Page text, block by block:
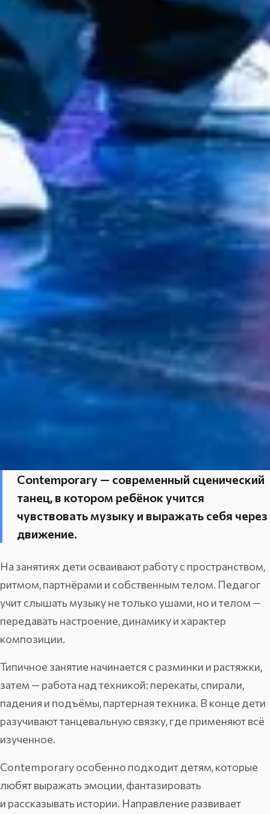
Contemporary — современный сценический
танец, в котором ребёнок учится
чувствовать музыку и выражать себя через
движение.
На занятиях дети осваивают работу с пространством,
ритмом, партнёрами и собственным телом. Педагог
учит слышать музыку не только ушами, но и телом —
передавать настроение, динамику и характер
композиции.
Типичное занятие начинается с разминки и растяжки,
затем — работа над техникой: перекаты, спирали,
падения и подъёмы, партерная техника. В конце дети
разучивают танцевальную связку, где применяют всё
изученное.
Contemporary особенно подходит детям, которые
любят выражать эмоции, фантазировать
и рассказывать истории. Направление развивает